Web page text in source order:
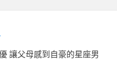
讓父母感到自豪的星座男